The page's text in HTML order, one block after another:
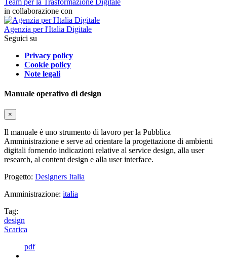
in collaborazione con
Agenzia per l'Italia Digitale
Seguici su
Privacy policy
Cookie policy
Note legali
Manuale operativo di design
×
Il manuale è uno strumento di lavoro per la Pubblica
Amministrazione e serve ad orientare la progettazione di ambienti
digitali fornendo indicazioni relative al service design, alla user
research, al content design e alla user interface.
Progetto: Designers Italia
Amministrazione: italia
Tag:
design
Scarica
pdf